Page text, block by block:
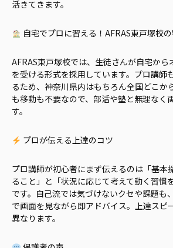
活きてきます。
自宅でプロに習える！AFRAS東戸塚校
AFRAS東戸塚校では、生徒さんが自宅から
を受ける形式を採用しています。プロ講師
るため、神奈川県内はもちろん全国どこか
も移動も不要なので、部活や塾と無理なく
す。
プロが伝える上達のコツ
プロ講師が初心者にまず伝えるのは「基本
ること」と「状況に応じて考えて動く習慣
です。自己流では気づけないクセや課題も
で画面を見ながら即アドバイス。上達スピ
異なります。